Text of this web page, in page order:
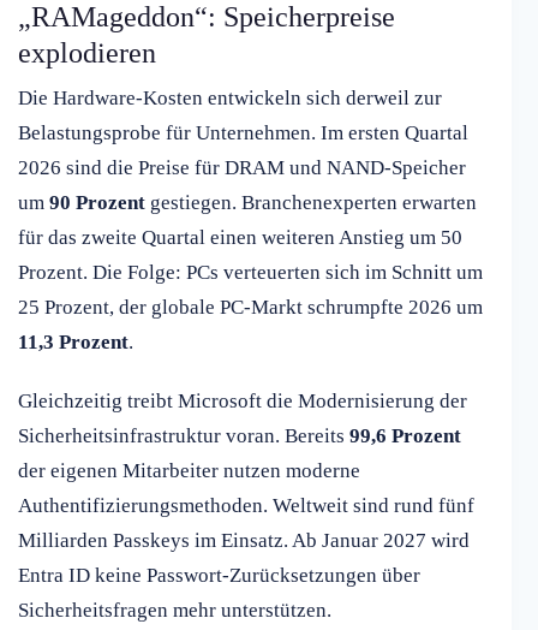
„RAMageddon“: Speicherpreise
explodieren
Die Hardware-Kosten entwickeln sich derweil zur
Belastungsprobe für Unternehmen. Im ersten Quartal
2026 sind die Preise für DRAM und NAND-Speicher
um 90 Prozent gestiegen. Branchenexperten erwarten
für das zweite Quartal einen weiteren Anstieg um 50
Prozent. Die Folge: PCs verteuerten sich im Schnitt um
25 Prozent, der globale PC-Markt schrumpfte 2026 um
11,3 Prozent.
Gleichzeitig treibt Microsoft die Modernisierung der
Sicherheitsinfrastruktur voran. Bereits 99,6 Prozent
der eigenen Mitarbeiter nutzen moderne
Authentifizierungsmethoden. Weltweit sind rund fünf
Milliarden Passkeys im Einsatz. Ab Januar 2027 wird
Entra ID keine Passwort-Zurücksetzungen über
Sicherheitsfragen mehr unterstützen.